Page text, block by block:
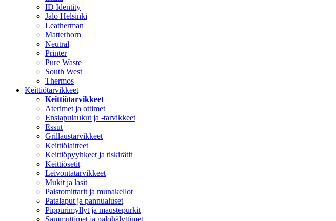
ID Identity
Jalo Helsinki
Leatherman
Matterhorn
Neutral
Printer
Pure Waste
South West
Thermos
Keittiötarvikkeet
Keittiötarvikkeet
Aterimet ja ottimet
Ensiapulaukut ja -tarvikkeet
Essut
Grillaustarvikkeet
Keittiölaitteet
Keittiöpyyhkeet ja tiskirätit
Keittiösetit
Leivontatarvikkeet
Mukit ja lasit
Paistomittarit ja munakellot
Patalaput ja pannualuset
Pippurimyllyt ja maustepurkit
Sammuttimet ja palohälyttimet